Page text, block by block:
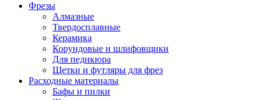
Фрезы
Алмазные
Твердосплавные
Керамика
Корундовые и шлифовщики
Для педикюра
Щетки и футляры для фрез
Расходные материалы
Бафы и пилки